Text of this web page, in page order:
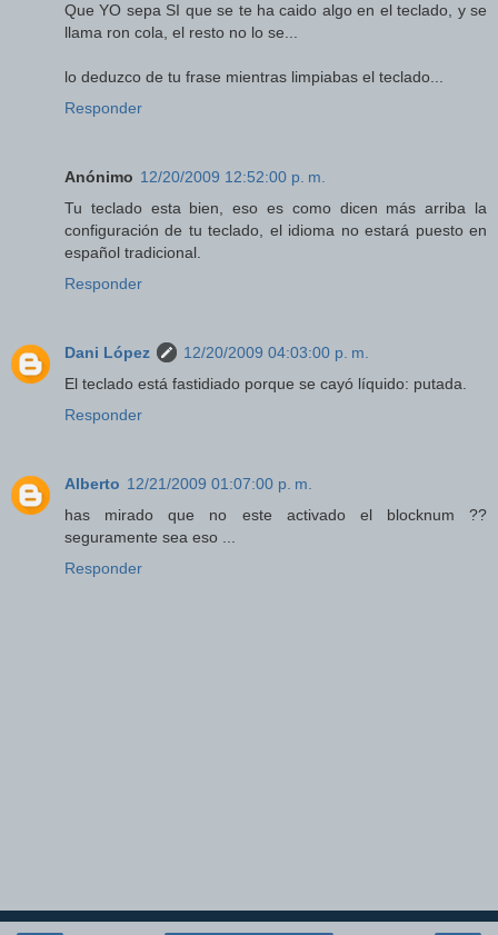
Que YO sepa SI que se te ha caido algo en el teclado, y se
llama ron cola, el resto no lo se...
lo deduzco de tu frase mientras limpiabas el teclado...
Responder
Anónimo 12/20/2009 12:52:00 p. m.
Tu teclado esta bien, eso es como dicen más arriba la
configuración de tu teclado, el idioma no estará puesto en
español tradicional.
Responder
Dani López
12/20/2009 04:03:00 p. m.
El teclado está fastidiado porque se cayó líquido: putada.
Responder
Alberto 12/21/2009 01:07:00 p. m.
has mirado que no este activado el blocknum ??
seguramente sea eso ...
Responder